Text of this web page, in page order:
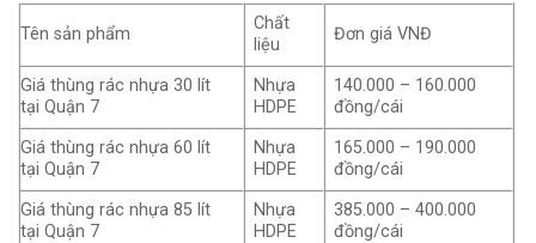
Tên sản phẩm
Chất
liệu
Đơn giá VNĐ
Giá thùng rác nhựa 30 lít
tại Quận 7
Nhựa
HDPE
140.000 – 160.000
đồng/cái
Giá thùng rác nhựa 60 lít
tại Quận 7
Nhựa
HDPE
165.000 – 190.000
đồng/cái
Giá thùng rác nhựa 85 lít
tại Quận 7
Nhựa
HDPE
385.000 – 400.000
đồng/cái